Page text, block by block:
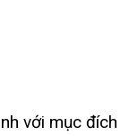
với mục đích